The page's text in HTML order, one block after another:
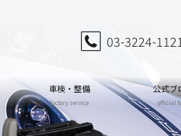
車検・整備
factory service
公式ブ
official
03-3224-1121